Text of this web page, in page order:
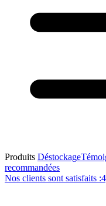
Produits Déstockage
recommandées
Nos clients sont satisfaits :